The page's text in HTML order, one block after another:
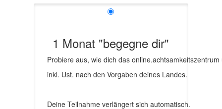
1 Monat "begegne dir"
Probiere aus, wie dich das
inkl. Ust. nach den Vorgaben deines Landes.
Deine Teilnahme verlängert sich automatisch.